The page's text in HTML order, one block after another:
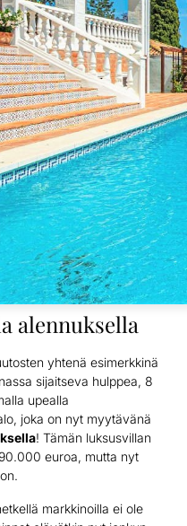
alennuksella
yhtenä esimerkkinä
sijaitseva hulppea, 8
upealla
joka on nyt myytävänä
! Tämän luksusvillan
euroa, mutta nyt
markkinoilla ei ole